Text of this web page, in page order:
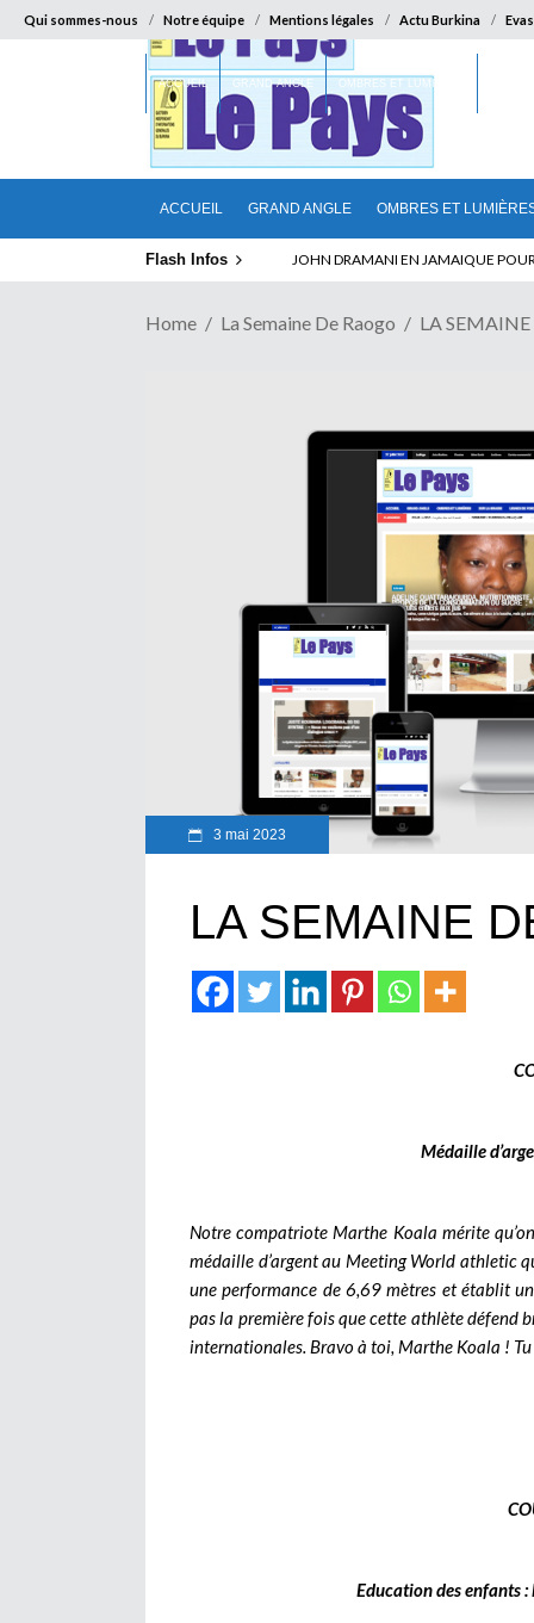
Qui sommes-nous Notre équipe Mentions légales Actu Burkina
ACCUEIL GRAND ANGLE OMBRES ET
ACCUEIL GRAND ANGLE OMBRES ET LUMIÈRES
Flash Infos ELECTION DE TALON A LA TETE
Home La Semaine De Raogo LA
3 mai 2023
LA SEMAINE
Médaille
Notre compatriote Marthe Koala mérite
médaille d’argent au Meeting World athletic
une performance de 6,69 mètres et établit
pas la première fois que cette athlète défend
internationales. Bravo à toi, Marthe Koala !
Education des enfants